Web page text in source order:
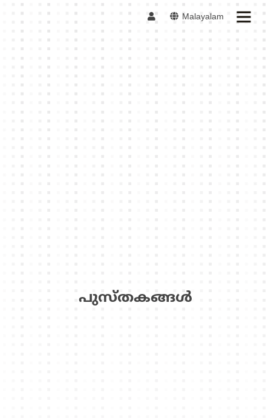
Malayalam
പുസ്‌തകങ്ങള്‍